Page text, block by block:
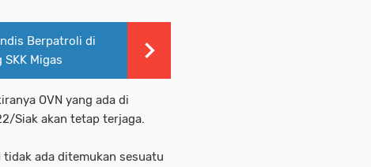
Berpatroli di
Migas
OVN yang ada di
Siak akan tetap terjaga.
tidak ada ditemukan sesuatu